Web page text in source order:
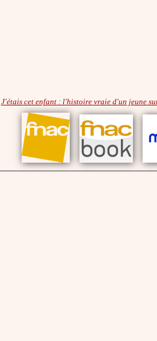
J'étais cet enfant : l'histoire vraie d'un jeune